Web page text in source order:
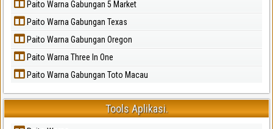
Paito Warna Gabungan 5 Market
Paito Warna Gabungan Texas
Paito Warna Gabungan Oregon
Paito Warna Three In One
Paito Warna Gabungan Toto Macau
Tools Aplikasi.